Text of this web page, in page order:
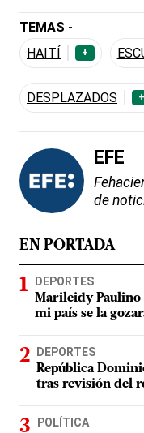
TEMAS -
HAITÍ
+
DESPLAZADOS +
EFE
de
EN PORTADA
DEPORTES
Marileidy Paulino
mi país se la
DEPORTES
República
tras revisión del
POLÍTICA